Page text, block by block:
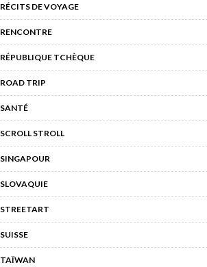
RÉCITS DE VOYAGE
RENCONTRE
RÉPUBLIQUE TCHÈQUE
ROAD TRIP
SANTÉ
SCROLL STROLL
SINGAPOUR
SLOVAQUIE
STREETART
SUISSE
TAÏWAN